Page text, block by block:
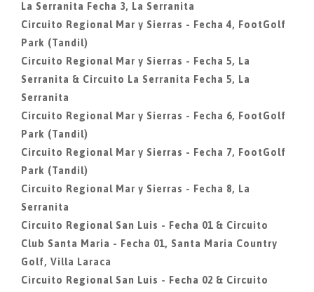
La Serranita Fecha 3, La Serranita
Circuito Regional Mar y Sierras - Fecha 4, FootGolf
Park (Tandil)
Circuito Regional Mar y Sierras - Fecha 5, La
Serranita & Circuito La Serranita Fecha 5, La
Serranita
Circuito Regional Mar y Sierras - Fecha 6, FootGolf
Park (Tandil)
Circuito Regional Mar y Sierras - Fecha 7, FootGolf
Park (Tandil)
Circuito Regional Mar y Sierras - Fecha 8, La
Serranita
Circuito Regional San Luis - Fecha 01 & Circuito
Club Santa Maria - Fecha 01, Santa Maria Country
Golf, Villa Laraca
Circuito Regional San Luis - Fecha 02 & Circuito